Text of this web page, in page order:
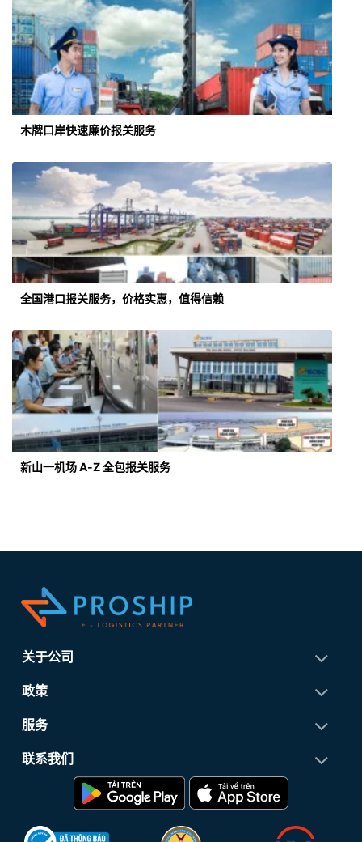
木牌口岸快速廉价报关服务
全国港口报关服务，价格实惠，值得信赖
新山一机场 A-Z 全包报关服务
关于公司
政策
服务
联系我们